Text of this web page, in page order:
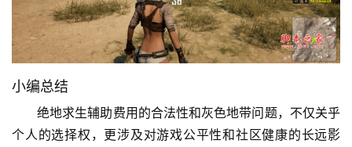
小编总结
绝地求生辅助费用的合法性和灰色地带问题，不仅关乎
个人的选择权，更涉及对游戏公平性和社区健康的长远影